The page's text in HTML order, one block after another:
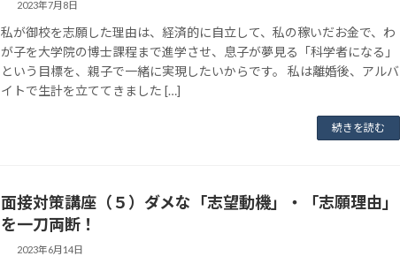
2023年7月8日
私が御校を志願した理由は、経済的に自立して、私の稼いだお金で、わ
が子を大学院の博士課程まで進学させ、息子が夢見る「科学者になる」
という目標を、親子で一緒に実現したいからです。 私は離婚後、アルバ
イトで生計を立ててきました […]
続きを読む
面接対策講座（５）ダメな「志望動機」・「志願理由」
を一刀両断！
2023年6月14日